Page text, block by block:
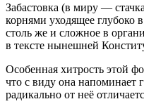
Забастовка (в миру —
корнями уходящее глубоко
столь же и сложное в
в тексте нынешней
Особенная хитрость этой
что с виду она напоминает
радикально от неё